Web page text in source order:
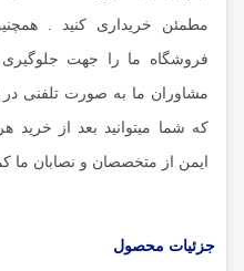
مطمئن خریداری کنید .
فروشگاه ما را جهت
مشاوران ما به صورت تلفنی در
که شما میتوانید بعد از خرید
ایمن از متخصصان و نصابان ما
جزئیات محصول